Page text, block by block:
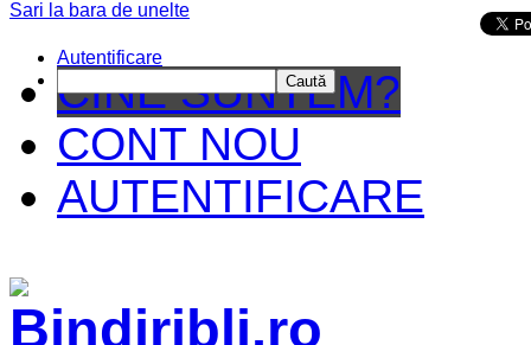
CINE SUNTEM?
CONT NOU
AUTENTIFICARE
Sari la bara de unelte
Autentificare
Caută